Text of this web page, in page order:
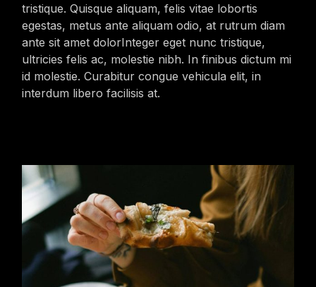
tristique. Quisque aliquam, felis vitae lobortis
egestas, metus ante aliquam odio, at rutrum diam
ante sit amet dolorInteger eget nunc tristique,
ultricies felis ac, molestie nibh. In finibus dictum mi
id molestie. Curabitur congue vehicula elit, in
interdum libero facilisis at.